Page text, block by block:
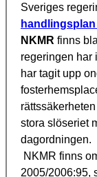
Sveriges
NKMR finns
regeringen har
har tagit upp
stora slöseriet
dagordningen.
NKMR finns
2005/2006:95,